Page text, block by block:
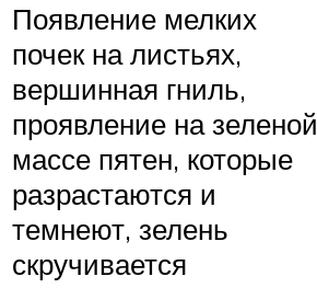
Появление мелких
почек на листьях,
вершинная гниль,
проявление на зеленой
массе пятен, которые
разрастаются и
темнеют, зелень
скручивается